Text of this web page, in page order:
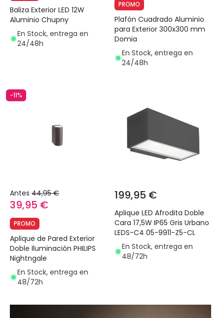
Baliza Exterior LED 12W
Aluminio Chupny
En Stock, entrega en
24/48h
PROMO
Plafón Cuadrado Aluminio
para Exterior 300x300 mm
Domia
En Stock, entrega en
24/48h
-11%
Antes 44,95 €
39,95 €
PROMO
Aplique de Pared Exterior
Doble Iluminación PHILIPS
Nightngale
En Stock, entrega en
48/72h
199,95 €
Aplique LED Afrodita Doble
Cara 17,5W IP65 Gris Urbano
LEDS-C4 05-9911-Z5-CL
En Stock, entrega en
48/72h